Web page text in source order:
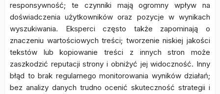
responsywność; te czynniki mają ogromny wpływ na
doświadczenia użytkowników oraz pozycje w wynikach
wyszukiwania. Eksperci często także zapominają o
znaczeniu wartościowych treści; tworzenie niskiej jakości
tekstów lub kopiowanie treści z innych stron może
zaszkodzić reputacji strony i obniżyć jej widoczność. Inny
błąd to brak regularnego monitorowania wyników działań;
bez analizy danych trudno ocenić skuteczność strategii i